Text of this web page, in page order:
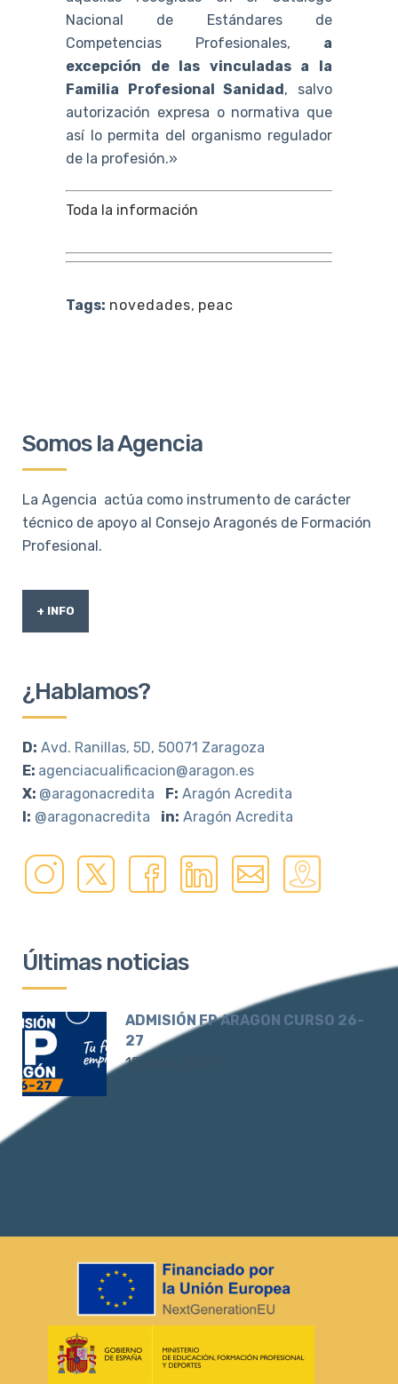
Nacional de Estándares de
Competencias Profesionales, a
excepción de las vinculadas a la
Familia Profesional Sanidad, salvo
autorización expresa o normativa que
así lo permita del organismo regulador
de la profesión.»
Toda la información
Tags: novedades, peac
Somos la Agencia
La Agencia actúa como instrumento de carácter
técnico de apoyo al Consejo Aragonés de Formación
Profesional.
+ INFO
¿Hablamos?
D: Avd. Ranillas, 5D, 50071 Zaragoza
E: agenciacualificacion@aragon.es
X: @aragonacredita F: Aragón Acredita
I: @aragonacredita in: Aragón Acredita
Últimas noticias
ADMISIÓN FP ARAGON CURSO 26-
27
15 junio, 2026